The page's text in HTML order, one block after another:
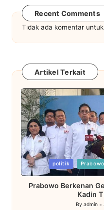
Recent Comments
Tidak ada komentar
Artikel Terkait
Posted
in
politik Prabowo
Prabowo Berkenan
Kadin
Posted
By admin